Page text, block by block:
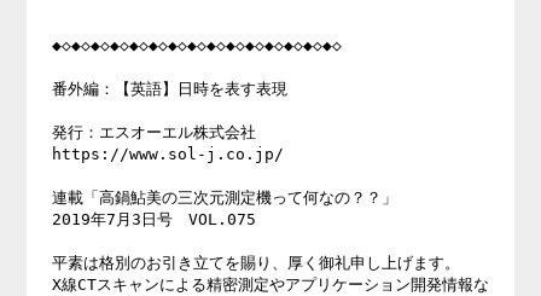
◆◇◆◇◆◇◆◇◆◇◆◇◆◇◆◇◆◇◆◇◆◇◆◇◆◇◆◇◆◇
番外編：【英語】日時を表す表現
発行：エスオーエル株式会社
https://www.sol-j.co.jp/
連載「高鍋鮎美の三次元測定機って何なの？？」
2019年7月3日号　VOL.075
平素は格別のお引き立てを賜り、厚く御礼申し上げます。
X線CTスキャンによる精密測定やアプリケーション開発情報な